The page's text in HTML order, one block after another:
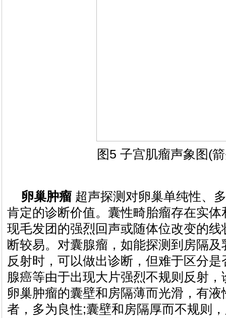
图5 子宫肌瘤声象图(
卵巢肿瘤 超声探测对卵巢单纯性、
肯定的诊断价值。囊性畸胎瘤存在实
现毛发团的强烈回声或随体位改变的
断较易。对囊腺瘤，如能探测到房隔
反射时，可以做出诊断，但难于区分
腺癌等由于出现大片强烈不规则反射
卵巢肿瘤的囊壁和房隔薄而光滑，有
者，多为良性;囊壁和房隔厚而不规则